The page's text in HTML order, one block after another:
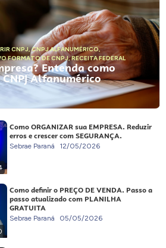
CNPJ,CNPJ ALFANUMÉRICO,
FORMATO DE CNPJ,RECEITA FEDERAL
Entenda como
Alfanumérico
Como ORGANIZAR sua EMPRESA. Reduzir
erros e crescer com SEGURANÇA.
Sebrae Paraná 12/05/2026
Como definir o PREÇO DE VENDA. Passo a
passo atualizado com PLANILHA
GRATUITA
Sebrae Paraná 05/05/2026